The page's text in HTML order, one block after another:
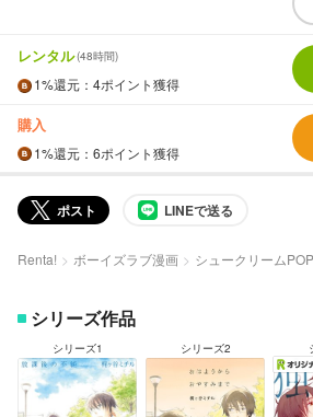
レンタル(48時間)
1%還元 ：4ポイント獲得
購入
1%還元 ：6ポイント獲得
ポスト LINEで送る
Renta! ボーイズラブ漫画 シュークリームPOP
シリーズ作品
シリーズ1 シリーズ2